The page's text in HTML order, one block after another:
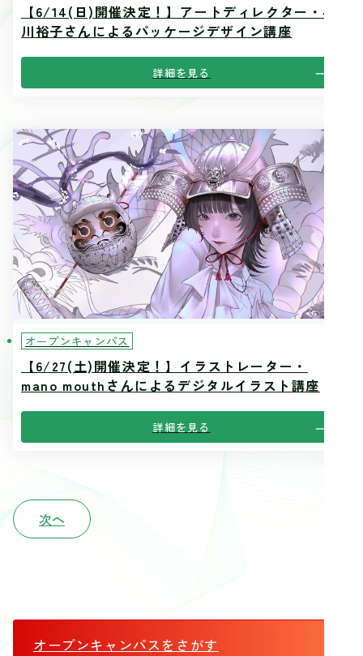
【6/14(日)開催決定！】アートディレクター・小
川裕子さんによるパッケージデザイン講座
詳細を見る
オープンキャンパス
【6/27(土)開催決定！】イラストレーター・
mano mouthさんによるデジタルイラスト講座
詳細を見る
投
稿
ジ
次へ
オープンキャンパスをさがす